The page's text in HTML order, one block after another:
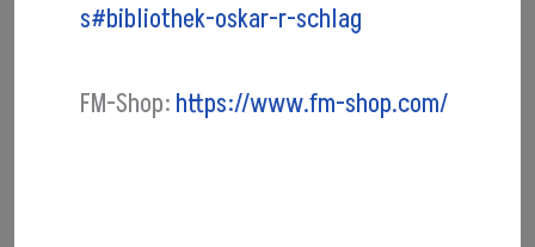
s#bibliothek-oskar-r-schlag
FM-Shop:https://www.fm-shop.com/